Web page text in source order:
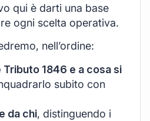
qui è darti una base
ogni scelta operativa.
nell’ordine:
Tributo 1846 e a cosa si
subito con
da chi, distinguendo i